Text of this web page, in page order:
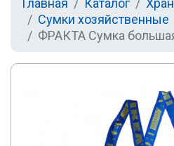
Главная Каталог
Сумки хозяйственные
ФРАКТА Сумка